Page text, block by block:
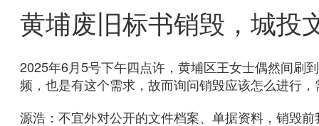
黄埔废旧标书销毁，城投
2025年6月5号下午四点许，黄埔区王女士偶然间刷
频，也是有这个需求，故而询问销毁应该怎么进行
源浩：不宜外对公开的文件档案、单据资料，销毁